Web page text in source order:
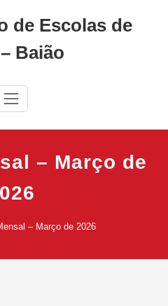
de Escolas de
Baião
– Março de
– Março de 2026